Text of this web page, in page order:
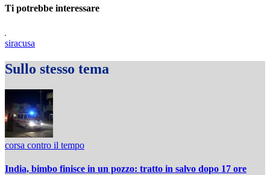
Ti potrebbe interessare
siracusa
Sullo stesso tema
corsa contro il tempo
India, bimbo finisce in un pozzo: tratto in salvo dopo 17 ore